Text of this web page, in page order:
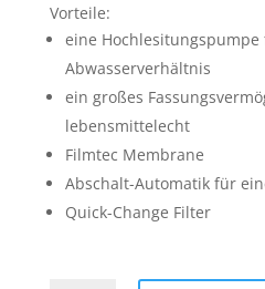
Vorteile:
eine
Abwasserverhältnis
ein großes
lebensmittelecht
Filmtec Membrane
Abschalt-Automatik für
Quick-Change Filter